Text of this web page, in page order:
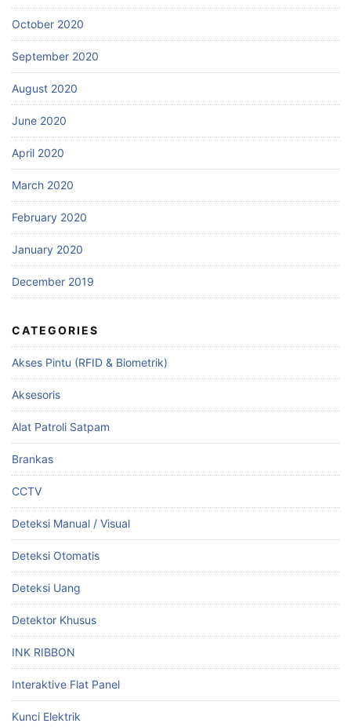
October 2020
September 2020
August 2020
June 2020
April 2020
March 2020
February 2020
January 2020
December 2019
CATEGORIES
Akses Pintu (RFID & Biometrik)
Aksesoris
Alat Patroli Satpam
Brankas
CCTV
Deteksi Manual / Visual
Deteksi Otomatis
Deteksi Uang
Detektor Khusus
INK RIBBON
Interaktive Flat Panel
Kunci Elektrik